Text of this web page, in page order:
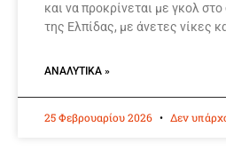
και να προκρίνεται με γκολ
της Ελπίδας, με άνετες νίκες
ΑΝΑΛΥΤΙΚΆ »
25 Φεβρουαρίου 2026 Δεν